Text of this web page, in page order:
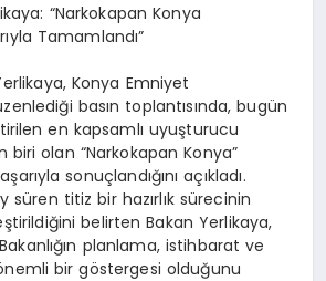
“Narkokapan Konya
Tamamlandı”
Konya Emniyet
basın toplantısında, bugün
en kapsamlı uyuşturucu
biri olan “Narkokapan Konya”
sonuçlandığını açıkladı.
süren titiz bir hazırlık sürecinin
belirten Bakan Yerlikaya,
planlama, istihbarat ve
bir göstergesi olduğunu